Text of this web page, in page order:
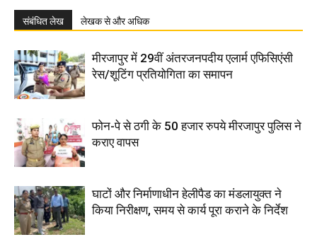
संबंधित लेख लेखक से और अधिक
मीरजापुर में 29वीं अंतरजनपदीय एलार्म एफिसिएंसी
रेस/शूटिंग प्रतियोगिता का समापन
फोन-पे से ठगी के 50 हजार रुपये मीरजापुर पुलिस ने
कराए वापस
घाटों और निर्माणाधीन हेलीपैड का मंडलायुक्त ने
किया निरीक्षण, समय से कार्य पूरा कराने के निर्देश